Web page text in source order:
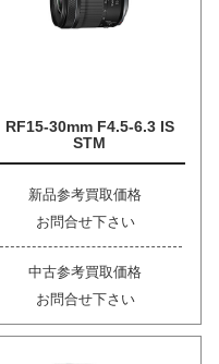
RF15-30mm F4.5-6.3 IS
STM
新品参考買取価格
お問合せ下さい
中古参考買取価格
お問合せ下さい